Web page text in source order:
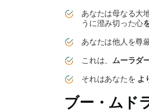
あなたは母なる大
うに澄み切った心
あなたは他人を尊
これは、 ムーラダ
それはあなたを よ
ブー・ムド